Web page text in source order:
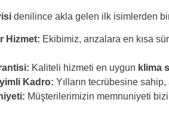
denilince akla gelen ilk isimlerden
Hizmet: Ekibimiz, arızalara en kısa
Kaliteli hizmeti en uygun klima
Kadro: Yılların tecrübesine
Müşterilerimizin memnuniyeti